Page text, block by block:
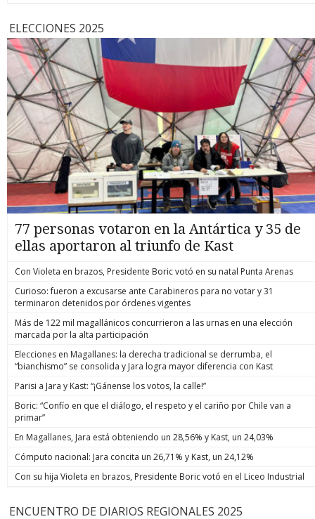
ELECCIONES 2025
77 personas votaron en la Antártica y 35 de
ellas aportaron al triunfo de Kast
Con Violeta en brazos, Presidente Boric votó en su natal Punta Arenas
Curioso: fueron a excusarse ante Carabineros para no votar y 31
terminaron detenidos por órdenes vigentes
Más de 122 mil magallánicos concurrieron a las urnas en una elección
marcada por la alta participación
Elecciones en Magallanes: la derecha tradicional se derrumba, el
“bianchismo” se consolida y Jara logra mayor diferencia con Kast
Parisi a Jara y Kast: “¡Gánense los votos, la calle!”
Boric: “Confío en que el diálogo, el respeto y el cariño por Chile van a
primar”
En Magallanes, Jara está obteniendo un 28,56% y Kast, un 24,03%
Cómputo nacional: Jara concita un 26,71% y Kast, un 24,12%
Con su hija Violeta en brazos, Presidente Boric votó en el Liceo Industrial
ENCUENTRO DE DIARIOS REGIONALES 2025